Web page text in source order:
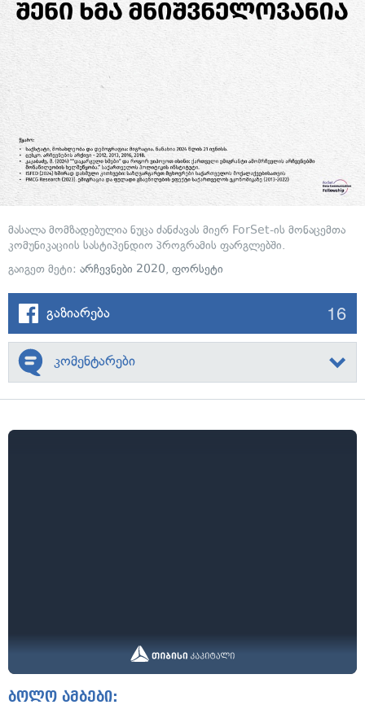
მასალა მომზადებულია ნუცა ძანძავას მიერ ForSet-ის მონაცემთა
კომუნიკაციის სასტიპენდიო პროგრამის ფარგლებში.
გაიგეთ მეტი: არჩევნები 2020, ფორსეტი
გაზიარება 16
კომენტარები
ბოლო ამბები: